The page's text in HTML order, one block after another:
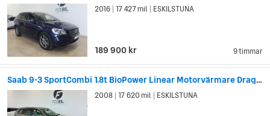
9 timmar
2016 17 427 mil ESKILSTUNA
189 900 kr
Saab 9-3 SportCombi 1.8t BioPower Linear Motorvärmare Drag SoV
2008 17 620 mil ESKILSTUNA